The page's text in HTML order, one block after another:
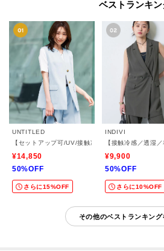
ベストランキン
UNTITLED
【セットアップ可/UV/接触冷感】スラブキーネック
¥14,850
50%OFF
さらに15%OFF
INDIVI
【接触冷感／透湿
¥9,900
50%OFF
さらに10%OFF
その他のベストランキング